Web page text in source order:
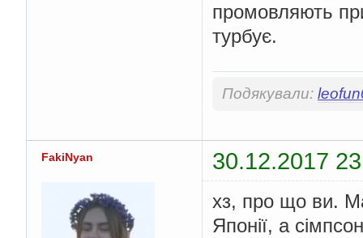
промовляють
турбує.
Подякували:
FakiNyan 30.12.2017
хз, про що ви.
Японії, а